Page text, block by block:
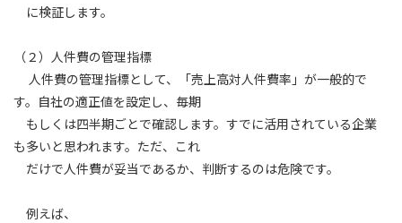
に検証します。
（２）人件費の管理指標
人件費の管理指標として、「売上高対人件費率」が一般的で
す。自社の適正値を設定し、毎期
もしくは四半期ごとで確認します。すでに活用されている企業
も多いと思われます。ただ、これ
だけで人件費が妥当であるか、判断するのは危険です。
例えば、